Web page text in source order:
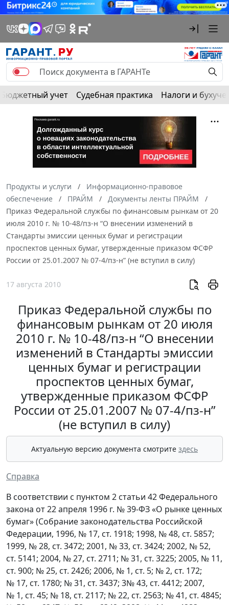
Бюджетный учет Судебная практика Налоги и
Продукты и услуги
Информационно-правовое
обеспечение
ПРАЙМ
Документы ленты ПРАЙМ
Приказ Федеральной службы по финансовым рынкам от 20
июля 2010 г. № 10-48/пз-н “О внесении изменений в
Стандарты эмиссии ценных бумаг и регистрации
проспектов ценных бумаг, утвержденные приказом ФСФР
России от 25.01.2007 № 07-4/пз-н” (не вступил в силу)
17 августа 2010
Приказ Федеральной службы по
финансовым рынкам от 20 июля
2010 г. № 10-48/пз-н “О внесении
изменений в Стандарты эмиссии
ценных бумаг и регистрации
проспектов ценных бумаг,
утвержденные приказом ФСФР
России от 25.01.2007 № 07-4/пз-н”
(не вступил в силу)
Актуальную версию документа смотрите здесь
Справка
В соответствии с пунктом 2 статьи 42 Федерального
закона от 22 апреля 1996 г. № 39-ФЗ «О рынке ценных
бумаг» (Собрание законодательства Российской
Федерации, 1996, № 17, ст. 1918; 1998, № 48, ст. 5857;
1999, № 28, ст. 3472; 2001, № 33, ст. 3424; 2002, № 52,
ст. 5141; 2004, № 27, ст. 2711; № 31, ст. 3225; 2005, № 11,
ст. 900; № 25, ст. 2426; 2006, № 1, ст. 5; № 2, ст. 172;
№ 17, ст. 1780; № 31, ст. 3437; 3№ 43, ст. 4412; 2007,
№ 1, ст. 45; № 18, ст. 2117; № 22, ст. 2563; № 41, ст. 4845;